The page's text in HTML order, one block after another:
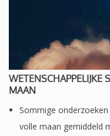
WETENSCHAPPELIJKE
MAAN
Sommige
volle maan gemiddeld